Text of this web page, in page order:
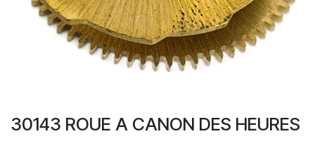
30143 ROUE A CANON DES HEURES